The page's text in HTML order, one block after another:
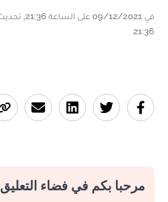
21:36
مرحبا بكم في فضاء التعليق